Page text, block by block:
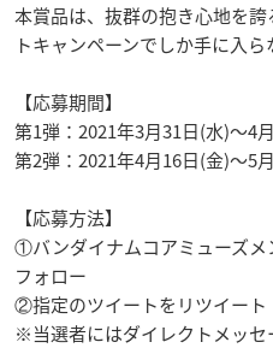
本賞品は、抜群の抱き心地を
トキャンペーンでしか手に入ら
【応募期間】
第1弾：2021年3月31日(水)〜4
第2弾：2021年4月16日(金)〜5
【応募方法】
①バンダイナムコアミューズ
フォロー
②指定のツイートをリツイート
※当選者にはダイレクトメッセ